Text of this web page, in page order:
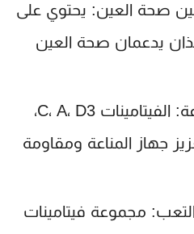
صحة العين: يحتوي على
يدعمان صحة العين
الفيتامينات C، A، D3،
جهاز المناعة ومقاومة
مجموعة فيتامينات